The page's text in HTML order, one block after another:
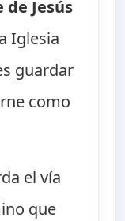
Jesús
Iglesia
guardar
como
el vía
que